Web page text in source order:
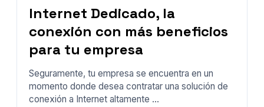
Internet Dedicado, la
conexión con más beneficios
para tu empresa
Seguramente, tu empresa se encuentra en un
momento donde desea contratar una solución de
conexión a Internet altamente ...